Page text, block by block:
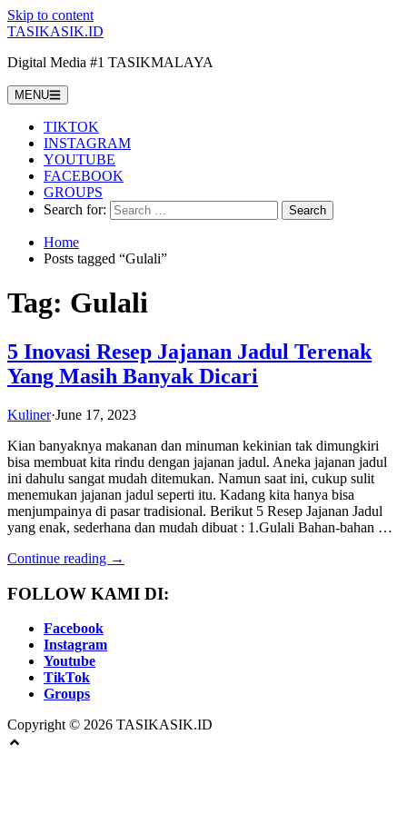
Skip to content
TASIKASIK.ID
Digital Media #1 TASIKMALAYA
MENU
TIKTOK
INSTAGRAM
YOUTUBE
FACEBOOK
GROUPS
Search for:
Home
Posts tagged “Gulali”
Tag: Gulali
5 Inovasi Resep Jajanan Jadul Terenak
Yang Masih Banyak Dicari
Kuliner·June 17, 2023
Kian banyaknya makanan dan minuman kekinian tak dimungkiri
bisa membuat kita rindu dengan jajanan jadul. Aneka jajanan jadul
ini dahulu sangat mudah ditemukan. Namun saat ini, cukup sulit
menemukan jajanan jadul seperti itu. Kadang kita hanya bisa
menjumpainya di pasar tradisional. Berikut 5 Resep Jajanan Jadul
yang enak, sederhana dan mudah dibuat : 1.Gulali Bahan-bahan …
Continue reading →
FOLLOW KAMI DI:
Facebook
Instagram
Youtube
TikTok
Groups
Copyright © 2026 TASIKASIK.ID